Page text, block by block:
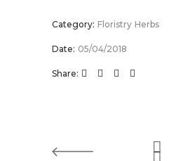
Category: Floristry Herbs
Date: 05/04/2018
Share: